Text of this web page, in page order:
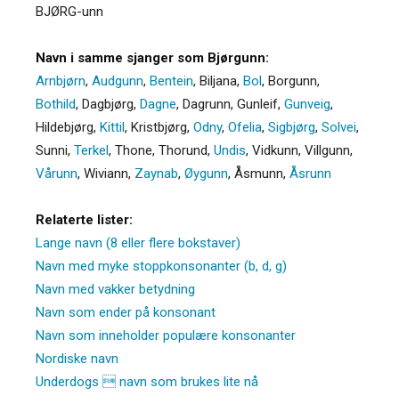
BJØRG-unn
Navn i samme sjanger som Bjørgunn:
Arnbjørn, Audgunn, Bentein, Biljana, Bol, Borgunn,
Bothild, Dagbjørg, Dagne, Dagrunn, Gunleif, Gunveig,
Hildebjørg, Kittil, Kristbjørg, Odny, Ofelia, Sigbjørg, Solvei,
Sunni, Terkel, Thone, Thorund, Undis, Vidkunn, Villgunn,
Vårunn, Wiviann, Zaynab, Øygunn, Åsmunn, Åsrunn
Relaterte lister:
Lange navn (8 eller flere bokstaver)
Navn med myke stoppkonsonanter (b, d, g)
Navn med vakker betydning
Navn som ender på konsonant
Navn som inneholder populære konsonanter
Nordiske navn
Underdogs  navn som brukes lite nå